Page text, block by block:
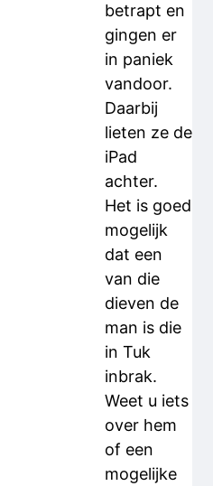
betrapt en
gingen er
in paniek
vandoor.
Daarbij
lieten ze de
iPad
achter.
Het is goed
mogelijk
dat een
van die
dieven de
man is die
in Tuk
inbrak.
Weet u iets
over hem
of een
mogelijke